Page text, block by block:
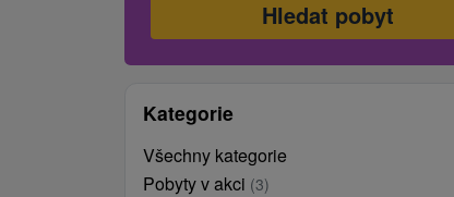
Kategorie
Všechny kategorie
Pobyty v akci (3)